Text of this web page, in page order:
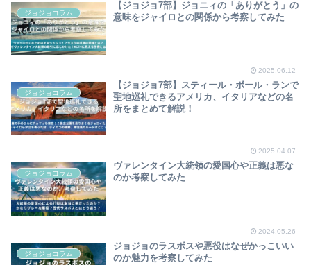
ジョジョコラム
【ジョジョ7部】ジョニィの「ありがとう」の
意味をジャイロとの関係から考察してみた
2025.06.12
ジョジョコラム
【ジョジョ7部】スティール・ボール・ランで
聖地巡礼できるアメリカ、イタリアなどの名
所をまとめて解説！
2025.04.07
ジョジョコラム
ヴァレンタイン大統領の愛国心や正義は悪な
のか考察してみた
2024.05.26
ジョジョコラム
ジョジョのラスボスや悪役はなぜかっこいい
のか魅力を考察してみた